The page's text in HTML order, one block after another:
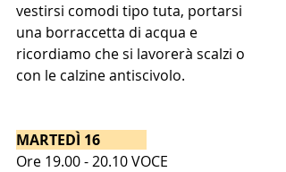
vestirsi comodi tipo tuta, portarsi
una borraccetta di acqua e
ricordiamo che si lavorerà scalzi o
con le calzine antiscivolo.
MARTEDÌ 16
Ore 19.00 - 20.10 VOCE